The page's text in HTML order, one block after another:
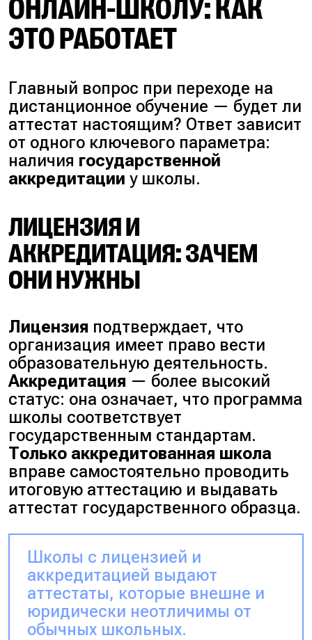
ОНЛАЙН-ШКОЛУ: КАК
ЭТО РАБОТАЕТ
Главный вопрос при переходе на
дистанционное обучение — будет ли
аттестат настоящим? Ответ зависит
от одного ключевого параметра:
наличия государственной
аккредитации у школы.
ЛИЦЕНЗИЯ И
АККРЕДИТАЦИЯ: ЗАЧЕМ
ОНИ НУЖНЫ
Лицензия подтверждает, что
организация имеет право вести
образовательную деятельность.
Аккредитация — более высокий
статус: она означает, что программа
школы соответствует
государственным стандартам.
Только аккредитованная школа
вправе самостоятельно проводить
итоговую аттестацию и выдавать
аттестат государственного образца.
Школы с лицензией и
аккредитацией выдают
аттестаты, которые внешне и
юридически неотличимы от
обычных школьных.